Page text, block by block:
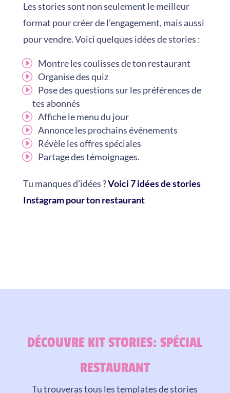
Les stories sont non seulement le meilleur
format pour créer de l’engagement, mais aussi
pour vendre. Voici quelques idées de stories :
Montre les coulisses de ton restaurant
Organise des quiz
Pose des questions sur les préférences de
tes abonnés
Affiche le menu du jour
Annonce les prochains événements
Révèle les offres spéciales
Partage des témoignages.
Tu manques d’idées ?Voici 7 idées de stories
Instagram pour ton restaurant
DÉCOUVRE KIT STORIES: SPÉCIAL
RESTAURANT
Tu trouveras tous les templates de stories